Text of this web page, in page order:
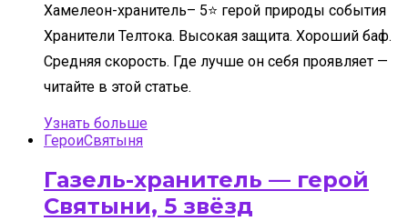
Хамелеон-хранитель– 5⭐ герой природы события
Хранители Телтока. Высокая защита. Хороший баф.
Средняя скорость. Где лучше он себя проявляет —
читайте в этой статье.
Узнать больше
ГероиСвятыня
Газель-хранитель — герой
Святыни, 5 звёзд